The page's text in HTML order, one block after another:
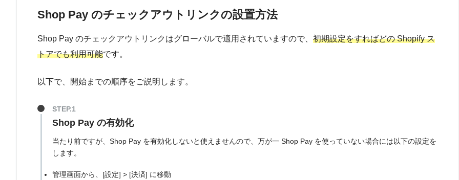
Shop Pay のチェックアウトリンクの設置方法
Shop Pay のチェックアウトリンクはグローバルで適用されていますので、 初期設定をすればどの Shopify ス
トアでも利用可能です。
以下で、開始までの順序をご説明します。
Shop Pay の有効化
当たり前ですが、Shop Pay を有効化しないと使えませんので、万が一 Shop Pay を使っていない場合には以下の設定を
します。
管理画面から、[設定] > [決済] に移動